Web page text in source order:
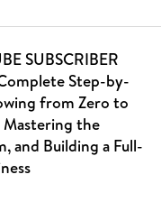
SUBSCRIBER
Step-by-
from Zero to
Mastering the
and Building a Full-